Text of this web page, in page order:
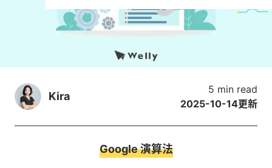
Kira
5 min read
2025-10-14更新
Google 演算法